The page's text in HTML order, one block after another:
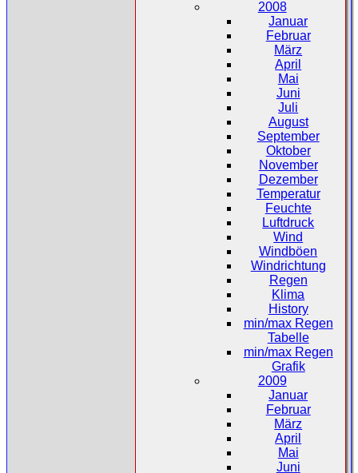
2008
Januar
Februar
März
April
Mai
Juni
Juli
August
September
Oktober
November
Dezember
Temperatur
Feuchte
Luftdruck
Wind
Windböen
Windrichtung
Regen
Klima
History
min/max Regen
Tabelle
min/max Regen
Grafik
2009
Januar
Februar
März
April
Mai
Juni